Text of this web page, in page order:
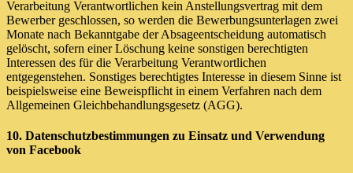
Verarbeitung Verantwortlichen kein Anstellungsvertrag mit dem
Bewerber geschlossen, so werden die Bewerbungsunterlagen zwei
Monate nach Bekanntgabe der Absageentscheidung automatisch
gelöscht, sofern einer Löschung keine sonstigen berechtigten
Interessen des für die Verarbeitung Verantwortlichen
entgegenstehen. Sonstiges berechtigtes Interesse in diesem Sinne ist
beispielsweise eine Beweispflicht in einem Verfahren nach dem
Allgemeinen Gleichbehandlungsgesetz (AGG).
10. Datenschutzbestimmungen zu Einsatz und Verwendung
von Facebook